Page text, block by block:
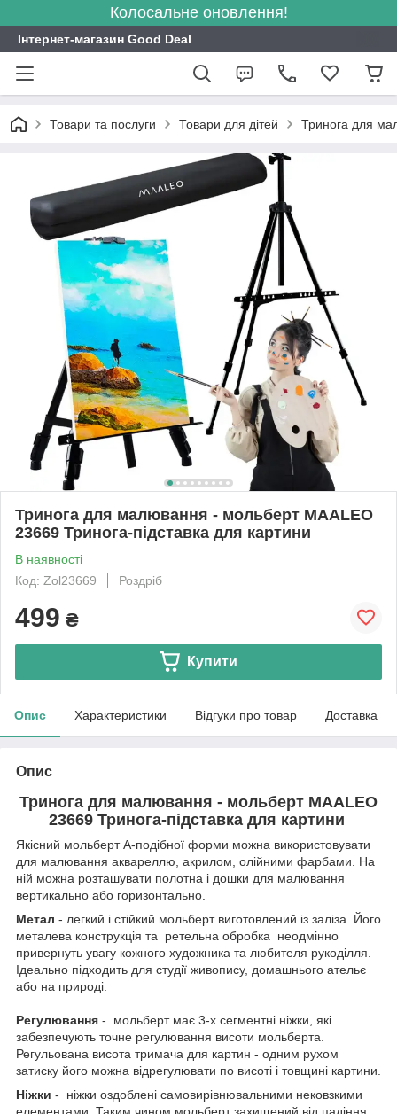
Колосальне оновлення!
Інтернет-магазин Good Deal
Товари та послуги Товари для дітей Тринога для
Тринога для малювання - мольберт MAALEO
23669 Тринога-підставка для картини
В наявності
Код: Zol23669
Роздріб
499 ₴
Купити
Опис Характеристики Відгуки про товар Доставка
Опис
Тринога для малювання - мольберт MAALEO
23669 Тринога-підставка для картини
Якісний мольберт А-подібної форми можна використовувати
для малювання аквареллю, акрилом, олійними фарбами. На
ній можна розташувати полотна і дошки для малювання
вертикально або горизонтально.
Метал - легкий і стійкий мольберт виготовлений із заліза. Його
металева конструкція та ретельна обробка неодмінно
привернуть увагу кожного художника та любителя рукоділля.
Ідеально підходить для студії живопису, домашнього ательє
або на природі.
Регулювання - мольберт має 3-х сегментні ніжки, які
забезпечують точне регулювання висоти мольберта.
Регульована висота тримача для картин - одним рухом
затиску його можна відрегулювати по висоті і товщині картини.
Ніжки - ніжки оздоблені самовирівнювальними нековзкими
елементами. Таким чином мольберт захищений від падіння